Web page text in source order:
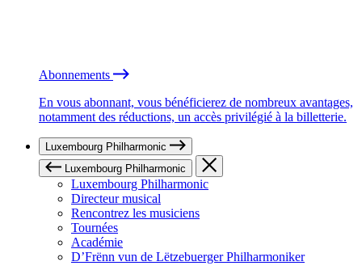
Abonnements
En vous abonnant, vous bénéficierez de nombreux avantages,
notamment des réductions, un accès privilégié à la billetterie.
Luxembourg Philharmonic
Luxembourg Philharmonic
Luxembourg Philharmonic
Directeur musical
Rencontrez les musiciens
Tournées
Académie
D’Frënn vun de Lëtzebuerger Philharmoniker